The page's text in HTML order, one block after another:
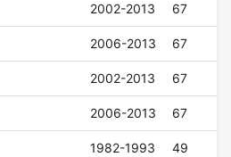
2002-2013 67
2006-2013 67
2002-2013 67
2006-2013 67
1982-1993 49